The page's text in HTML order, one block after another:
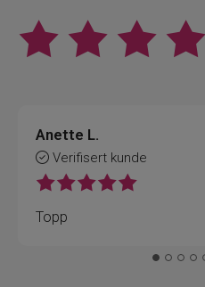
Anette L.
Verifisert kunde
Topp